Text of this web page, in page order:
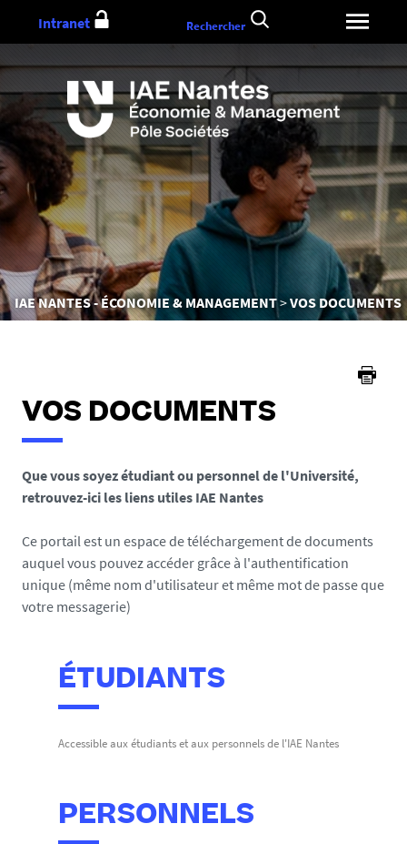
au
Vous
êtes
IAE NANTES - ÉCONOMIE & MANAGEMENT VOS DOCUMENTS
Intranet Rechercher
VOS DOCUMENTS
Que vous soyez étudiant ou personnel de l'Université,
retrouvez-ici les liens utiles IAE Nantes
Ce portail est un espace de téléchargement de documents
auquel vous pouvez accéder grâce à l'authentification
unique (même nom d'utilisateur et même mot de passe que
votre messagerie)
ÉTUDIANTS
Accessible aux étudiants et aux personnels de l'IAE Nantes
PERSONNELS